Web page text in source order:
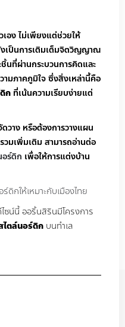
อง ไม่เพียงแต่ช่วยให้
งเป็นการเติมเต็มจิตวิญญาณ
นที่ผ่านกระบวนการคิดและ
ามภาคภูมิใจ ซึ่งสิ่งเหล่านี้คือ
ก ที่เน้นความเรียบง่ายแต่
วาง หรือต้องการวางแผน
มเพิ่มเติม สามารถอ่านต่อ
อร์ดิก เพื่อให้การแต่งบ้าน
ดิกให้เหมาะกับเมืองไทย
ซน์นี้ ออริ้นสิรินมีโครงการ
ไตล์นอร์ดิก บนทำเล